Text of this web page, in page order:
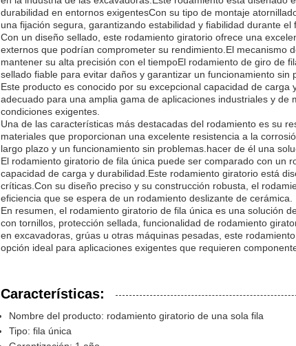
durabilidad en entornos exigentesCon su tipo de montaje
una fijación segura, garantizando estabilidad y fiabilidad durante el
Con un diseño sellado, este rodamiento giratorio ofrece una
externos que podrían comprometer su rendimiento.El mecanismo
mantener su alta precisión con el tiempoEl rodamiento de giro de
sellado fiable para evitar daños y garantizar un funcionamiento sin
Este producto es conocido por su excepcional capacidad de
adecuado para una amplia gama de aplicaciones industriales y
condiciones exigentes.
Una de las características más destacadas del rodamiento es su
materiales que proporcionan una excelente resistencia a la
largo plazo y un funcionamiento sin problemas.hacer de él una
El rodamiento giratorio de fila única puede ser comparado con un
capacidad de carga y durabilidad.Este rodamiento giratorio está
críticas.Con su diseño preciso y su construcción robusta, el
eficiencia que se espera de un rodamiento deslizante de cerámica.
En resumen, el rodamiento giratorio de fila única es una solución
con tornillos, protección sellada, funcionalidad de rodamiento
en excavadoras, grúas u otras máquinas pesadas, este
opción ideal para aplicaciones exigentes que requieren
Características:
Nombre del producto: rodamiento giratorio de una sola fila
Tipo: fila única